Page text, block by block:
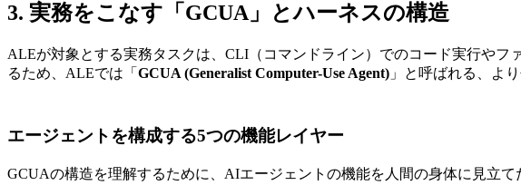
3. 実務をこなす「GCUA」とハーネスの構造
ALEが対象とする実務タスクは、CLI（コマンドライン）でのコード実行や
るため、ALEでは「 GCUA (Generalist Computer-Use Agent) 」と呼ばれる、よ
エージェントを構成する5つの機能レイヤー
GCUAの構造を理解するために、AIエージェントの機能を人間の身体に見立て